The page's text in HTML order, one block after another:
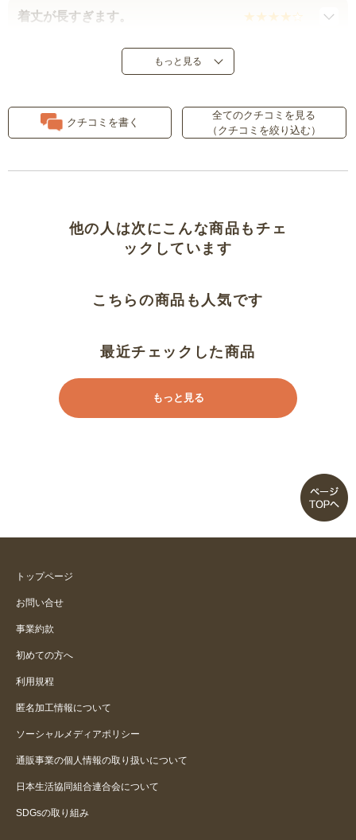
着丈が長すぎます。
肩紐調節可能なのが良い
着心地最高
返品しました。
ネックラインが変わった
肌触りは良いです
良い面と今ひとつな面と…
サラサラできやすいです
もっと見る
クチコミを書く
全てのクチコミを見る
（クチコミを絞り込む）
他の人は次にこんな商品もチェ
ックしています
こちらの商品も人気です
最近チェックした商品
もっと見る
トップページ
お問い合せ
事業約款
初めての方へ
利用規程
匿名加工情報について
ソーシャルメディアポリシー
通販事業の個人情報の取り扱いについて
日本生活協同組合連合会について
SDGsの取り組み